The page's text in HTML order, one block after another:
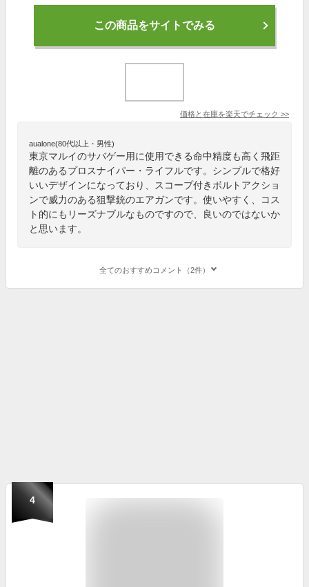
この商品をサイトでみる
価格と在庫を楽天でチェック >>
aualone(80代以上・男性)
東京マルイのサバゲー用に使用できる命中精度も高く飛距
離のあるプロスナイパー・ライフルです。シンプルで格好
いいデザインになっており、スコープ付きボルトアクショ
ンで威力のある狙撃銃のエアガンです。使いやすく、コス
ト的にもリーズナブルなものですので、良いのではないか
と思います。
全てのおすすめコメント（2件）
4